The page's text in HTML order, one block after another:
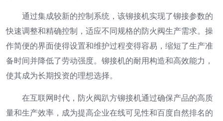
通过集成较新的控制系统，该铆接机实现了铆接参数的
快速调整和精确控制，适应不同规格的防火阀生产需求。操
作简便的界面使得设置和维护过程变得容易，缩短了生产准
备时间并降低了劳动强度。铆接机的耐用构造和高效能力，
使其成为长期投资的理想选择。
在互联网时代，防火阀趴方铆接机通过确保产品的高质
量和生产效率，成为提高企业在线可见性和百度自然排名的